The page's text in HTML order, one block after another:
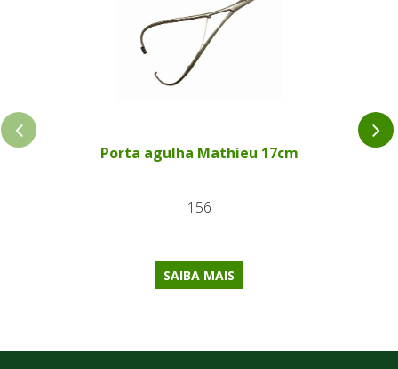
Porta agulha Mathieu 17cm
156
SAIBA MAIS